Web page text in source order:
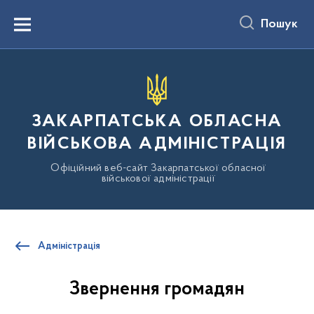
вмістуMenu Пошук
ЗАКАРПАТСЬКА ОБЛАСНА
ВІЙСЬКОВА АДМІНІСТРАЦІЯ
Офіційний веб-сайт Закарпатської обласної
військової адміністрації
Адміністрація
Звернення громадян